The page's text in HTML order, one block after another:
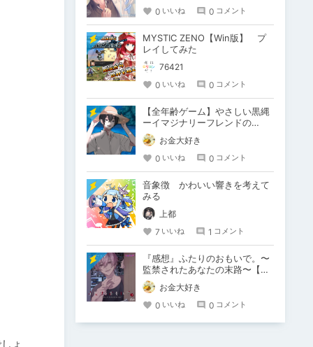
ょ
0 いいね 0 コメント
MYSTIC ZENO【Win版】 プ
レイしてみた
76421
0 いいね 0 コメント
【全年齢ゲーム】やさしい黒縄
ーイマジナリーフレンドの
「彼」と過ごすおぼんやすみー
お金大好き
0 いいね 0 コメント
音象徴 かわいい響きを考えて
みる
上都
7 いいね 1 コメント
『感想』ふたりのおもいで。〜
監禁されたあなたの末路〜【が
るまに限定特典付き】
お金大好き
0 いいね 0 コメント